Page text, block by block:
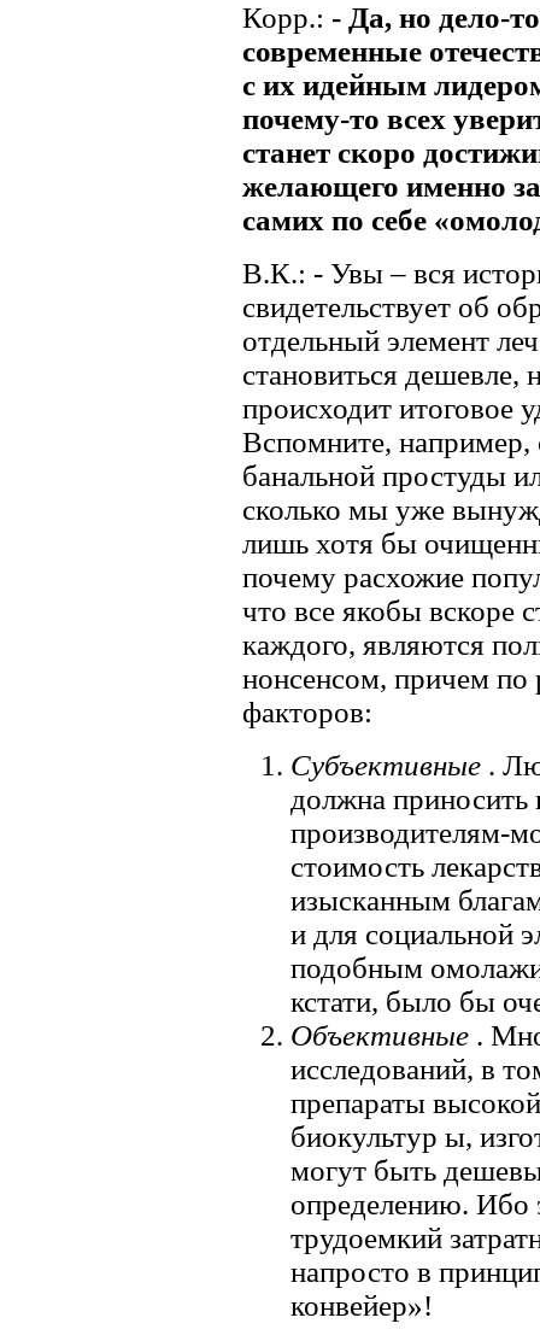
Корр.: - Да, но дело-
современные
с их идейным
почему-то всех
станет скоро
желающего именно
самих по себе
В.К.: - Увы – вся
свидетельствует об
отдельный элемент
становиться дешевле,
происходит итоговое
Вспомните, например,
банальной простуды
сколько мы уже
лишь хотя бы
почему расхожие
что все якобы вскоре
каждого, являются
нонсенсом, причем по
факторов:
Субъективные .
должна
производителям-
стоимость
изысканным
и для социальной
подобным
кстати, было бы
Объективные .
исследований, в
препараты
биокультур ы,
могут быть
определению. Ибо
трудоемкий
напросто в
конвейер»!